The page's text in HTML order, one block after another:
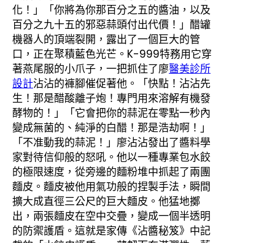
化！」「你將為你那百分之五的醬油，以及
百分之九十五的邪惡蒜頭付出代價！」醋罐
機器人的頂端裂開，露出了一個巨大的管
口，正在聚積藍色光芒。K-999特務用它穿
著燕尾服的小爪子，一把抓住了廖醫美診所
設計沾沾的褲腳催促著他。「快點！沾沾先
生！那是醋酸離子炮！專門用來溶解有機發
酵物的！」「它會把你的蒜泥在零點一秒內
變成無菌的、純淨的白醋！那是浩劫啊！」
「不准動我的蒜泥！」廖沾沾發出了醬料學
家對待信仰般的怒吼。他以一種專業包水餃
的極限速度，從旁邊的麵粉堆中抓起了兩團
麵皮。麵皮被他用氣功般的捏製手法，瞬間
擴大成直徑三公尺的巨大麵皮。他猛地擲
出，兩張麵皮在空中交疊，變成一個半透明
的防禦護盾。這就是家傳《沾醬秘笈》中記